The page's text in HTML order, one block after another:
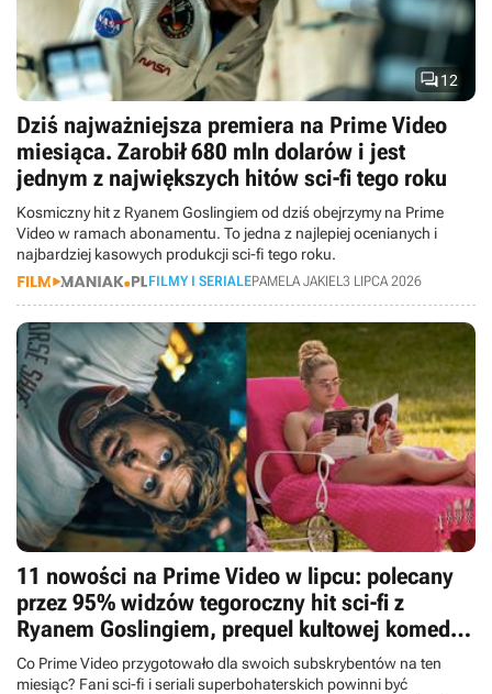
12
Dziś najważniejsza premiera na Prime Video
miesiąca. Zarobił 680 mln dolarów i jest
jednym z największych hitów sci-fi tego roku
Kosmiczny hit z Ryanem Goslingiem od dziś obejrzymy na Prime
Video w ramach abonamentu. To jedna z najlepiej ocenianych i
najbardziej kasowych produkcji sci-fi tego roku.
FILMY I SERIALEPAMELA JAKIEL3 LIPCA 2026
11 nowości na Prime Video w lipcu: polecany
przez 95% widzów tegoroczny hit sci-fi z
Ryanem Goslingiem, prequel kultowej komedii i
kontynuacja serialu o Batmanie
Co Prime Video przygotowało dla swoich subskrybentów na ten
miesiąc? Fani sci-fi i seriali superbohaterskich powinni być